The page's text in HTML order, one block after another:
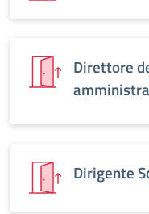
Direttore
Dirigente